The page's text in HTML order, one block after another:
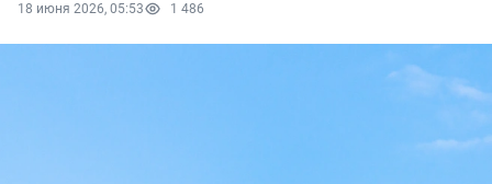
18 июня 2026, 05:53 1 486